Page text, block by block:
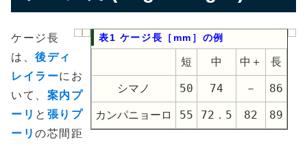
表1 ケージ長［mm］の例
短 中 中＋ 長
シマノ 50 74 － 86
カンパニョーロ 55 72．5 82 89
ケージ長
は、後ディ
レイラーにお
いて、 案内プ
ーリ と 張りプ
ーリの芯間距